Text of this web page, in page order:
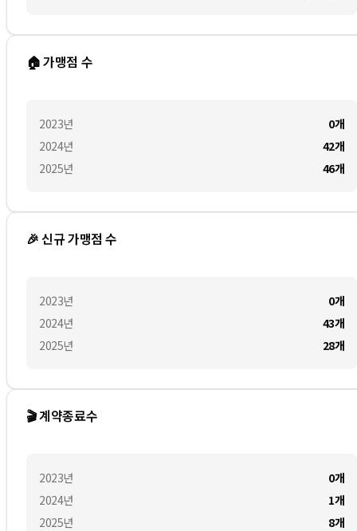
🏠 가맹점 수
2023년
2024년
2025년
0개
42개
46개
🎉 신규 가맹점 수
2023년
2024년
2025년
0개
43개
28개
🎬 계약종료수
2023년
2024년
2025년
0개
1개
8개